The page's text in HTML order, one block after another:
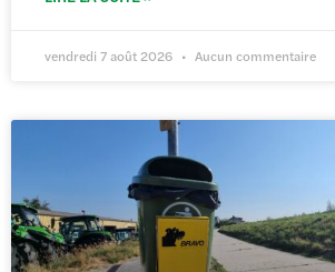
vendredi 7 août 2026 Aucun commentaire